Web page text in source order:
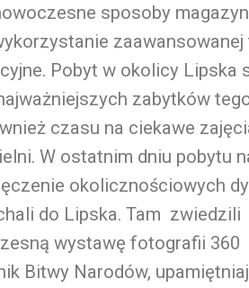
sposoby
Pobyt w okolicy Lipska
zabytków
czasu na ciekawe
W ostatnim dniu pobytu
okolicznościowych
do Lipska. Tam zwiedzili
wystawę fotografii 360
Bitwy Narodów,